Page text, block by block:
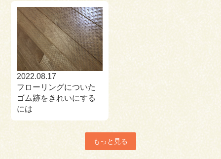
2022.08.17
フローリングについた
ゴム跡をきれいにする
には
もっと見る